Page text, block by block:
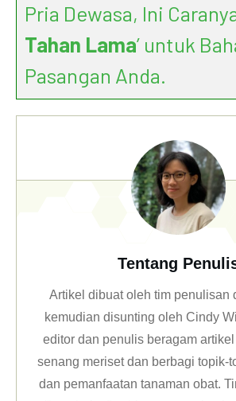
Pria Dewasa, Ini Caranya
Tahan Lama’ untuk
Pasangan Anda.
Tentang
Artikel dibuat oleh tim penulisan
kemudian disunting oleh Cindy
editor dan penulis beragam
senang meriset dan berbagi topik-
dan pemanfaatan tanaman obat.